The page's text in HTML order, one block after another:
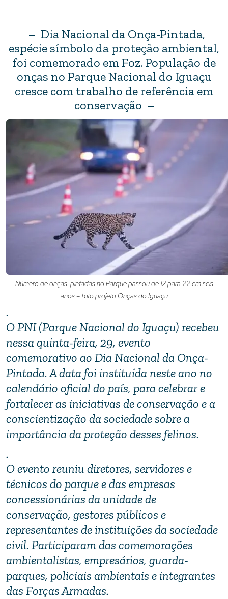
– Dia Nacional da Onça-Pintada,
espécie símbolo da proteção ambiental,
foi comemorado em Foz. População de
onças no Parque Nacional do Iguaçu
cresce com trabalho de referência em
conservação –
Número de onças-pintadas no Parque passou de 12 para 22 em seis
anos – foto projeto Onças do Iguaçu
.
O PNI (Parque Nacional do Iguaçu) recebeu
nessa quinta-feira, 29, evento
comemorativo ao Dia Nacional da Onça-
Pintada. A data foi instituída neste ano no
calendário oficial do país, para celebrar e
fortalecer as iniciativas de conservação e a
conscientização da sociedade sobre a
importância da proteção desses felinos.
.
O evento reuniu diretores, servidores e
técnicos do parque e das empresas
concessionárias da unidade de
conservação, gestores públicos e
representantes de instituições da sociedade
civil. Participaram das comemorações
ambientalistas, empresários, guarda-
parques, policiais ambientais e integrantes
das Forças Armadas.